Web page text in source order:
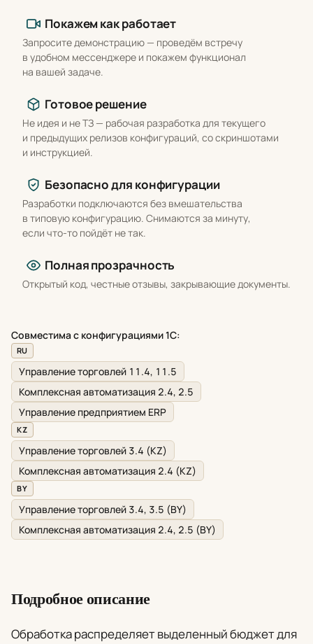
Покажем как работает
Запросите демонстрацию — проведём встречу
в удобном мессенджере и покажем функционал
на вашей задаче.
Готовое решение
Не идея и не ТЗ — рабочая разработка для текущего
и предыдущих релизов конфигураций, со скриншотами
и инструкцией.
Безопасно для конфигурации
Разработки подключаются без вмешательства
в типовую конфигурацию. Снимаются за минуту,
если что-то пойдёт не так.
Полная прозрачность
Открытый код, честные отзывы, закрывающие документы.
Совместима с конфигурациями 1С:
RU
Управление торговлей 11.4, 11.5
Комплексная автоматизация 2.4, 2.5
Управление предприятием ERP
KZ
Управление торговлей 3.4 (KZ)
Комплексная автоматизация 2.4 (KZ)
BY
Управление торговлей 3.4, 3.5 (BY)
Комплексная автоматизация 2.4, 2.5 (BY)
Подробное описание
Обработка распределяет выделенный бюджет для